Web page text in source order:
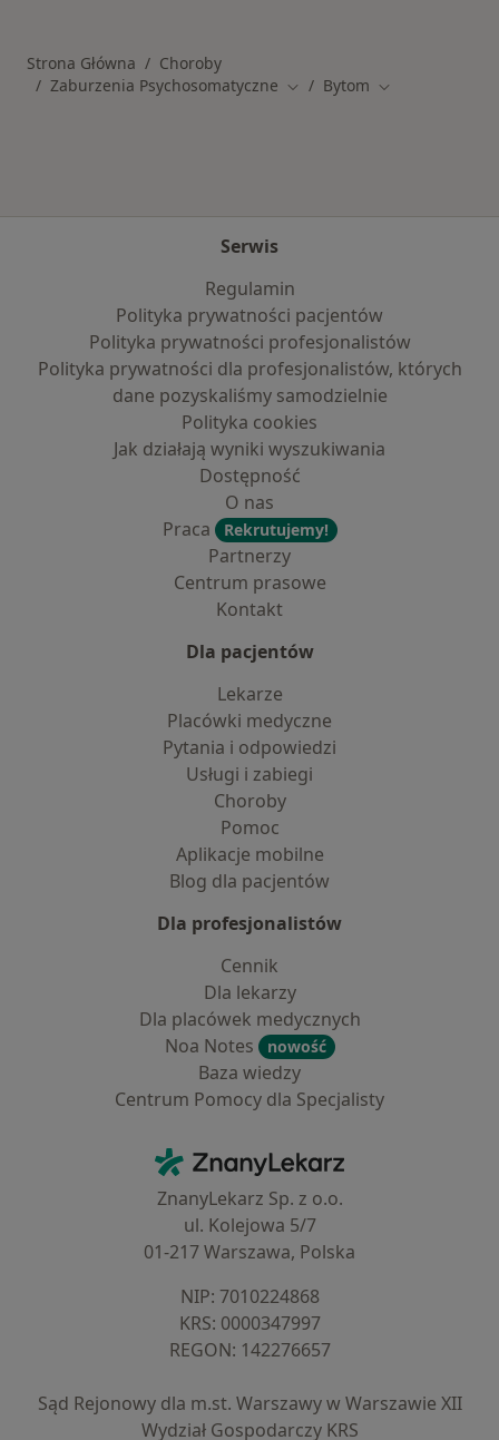
Strona Główna
Choroby
Zaburzenia Psychosomatyczne Zmień miasto
Bytom Zmień miasto
Serwis
Regulamin
Polityka prywatności pacjentów
Polityka prywatności profesjonalistów
Polityka prywatności dla profesjonalistów, których
dane pozyskaliśmy samodzielnie
Polityka cookies
Jak działają wyniki wyszukiwania
Dostępność
O nas
Praca
Rekrutujemy!
Partnerzy
Centrum prasowe
Kontakt
Dla pacjentów
Lekarze
Placówki medyczne
Pytania i odpowiedzi
Usługi i zabiegi
Choroby
Pomoc
Aplikacje mobilne
Blog dla pacjentów
Dla profesjonalistów
Cennik
Dla lekarzy
Dla placówek medycznych
Noa Notes
nowość
Baza wiedzy
Centrum Pomocy dla Specjalisty
ZnanyLekarz - Strona główna
ZnanyLekarz Sp. z o.o.
ul. Kolejowa 5/7
01-217 Warszawa, Polska
NIP: ⁠7010224868
KRS: ⁠0000347997
REGON: ⁠142276657
Sąd Rejonowy dla m.st. Warszawy w Warszawie XII
Wydział Gospodarczy KRS